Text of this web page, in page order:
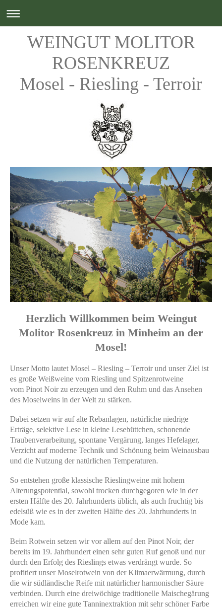
WEINGUT MOLITOR
ROSENKREUZ
Mosel - Riesling - Terroir
Herzlich Willkommen beim Weingut
Molitor Rosenkreuz in Minheim an der
Mosel!
Unser Motto lautet Mosel – Riesling – Terroir und unser Ziel ist
es große Weißweine vom Riesling und Spitzenrotweine
vom Pinot Noir zu erzeugen und den Ruhm und das Ansehen
des Moselweins in der Welt zu stärken.
Dabei setzen wir auf alte Rebanlagen, natürliche niedrige
Erträge, selektive Lese in kleine Lesebüttchen, schonende
Traubenverarbeitung, spontane Vergärung, langes Hefelager,
Verzicht auf moderne Technik und Schönung beim Weinausbau
und die Nutzung der natürlichen Temperaturen.
So entstehen große klassische Rieslingweine mit hohem
Alterungspotential, sowohl trocken durchgegoren wie in der
ersten Hälfte des 20. Jahrhunderts üblich, als auch fruchtig bis
edelsüß wie es in der zweiten Hälfte des 20. Jahrhunderts in
Mode kam.
Beim Rotwein setzen wir vor allem auf den Pinot Noir, der
bereits im 19. Jahrhundert einen sehr guten Ruf genoß und nur
durch den Erfolg des Rieslings etwas verdrängt wurde. So
profitiert unser Moselrotwein von der Klimaerwärmung, durch
die wir südländische Reife mit natürlicher harmonischer Säure
verbinden. Durch eine dreiwöchige traditionelle Maischegärung
erreichen wir eine gute Tanninextraktion mit sehr schöner Farbe